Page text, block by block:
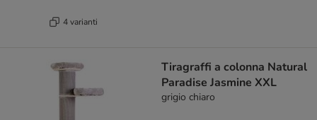
4 varianti
Tiragraffi a colonna Natural
Paradise Jasmine XXL
grigio chiaro